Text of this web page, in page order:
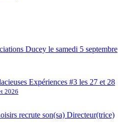
Ducey le samedi 5 septembre
Expériences #3 les 27 et 28
2026
recrute son(sa) Directeur(trice)